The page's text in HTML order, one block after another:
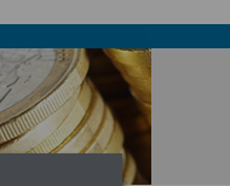
für nut 7,50 Euro